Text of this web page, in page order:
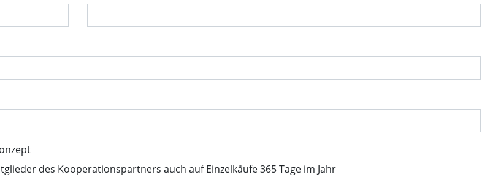
des Kooperationspartners auch auf Einzelkäufe 365 Tage im Jahr